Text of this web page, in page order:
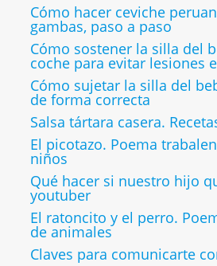
Cómo hacer ceviche
gambas, paso a paso
Cómo sostener la silla del
coche para evitar lesiones
Cómo sujetar la silla del
de forma correcta
Salsa tártara casera.
El picotazo. Poema
niños
Qué hacer si nuestro hijo
youtuber
El ratoncito y el perro.
de animales
Claves para comunicarte